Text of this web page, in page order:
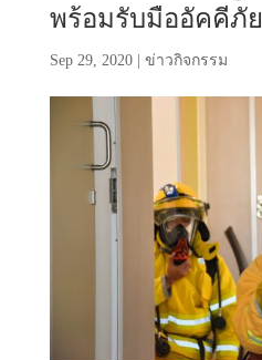
พร้อมรับมืออัคคีภัย
Sep 29, 2020| ข่าวกิจกรรม